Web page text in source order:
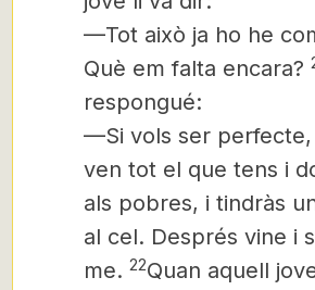
—Tot això ja ho he
Què em falta encara?
respongué:
—Si vols ser perfecte,
ven tot el que tens i
als pobres, i tindràs
al cel. Després vine i
me. 22Quan aquell